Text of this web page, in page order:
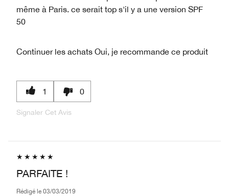
même à Paris. ce serait top s'il y a une version SPF
50
Continuer les achats Oui, je recommande ce produit
1 0
Signaler Cet Avis
PARFAITE !
Rédigé le 03/03/2019